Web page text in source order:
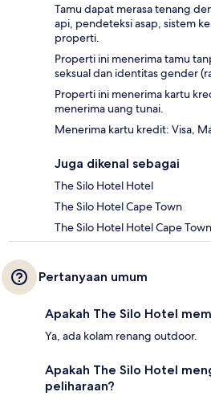
Tamu dapat merasa tenang
api, pendeteksi asap, sistem
properti.
Properti ini menerima tamu
seksual dan identitas gender
Properti ini menerima kartu
menerima uang tunai.
Menerima kartu kredit: Visa,
Juga dikenal sebagai
The Silo Hotel Hotel
The Silo Hotel Cape Town
The Silo Hotel Hotel Cape Town
Pertanyaan umum
Apakah The Silo Hotel
Ya, ada kolam renang outdoor.
Apakah The Silo Hotel
peliharaan?